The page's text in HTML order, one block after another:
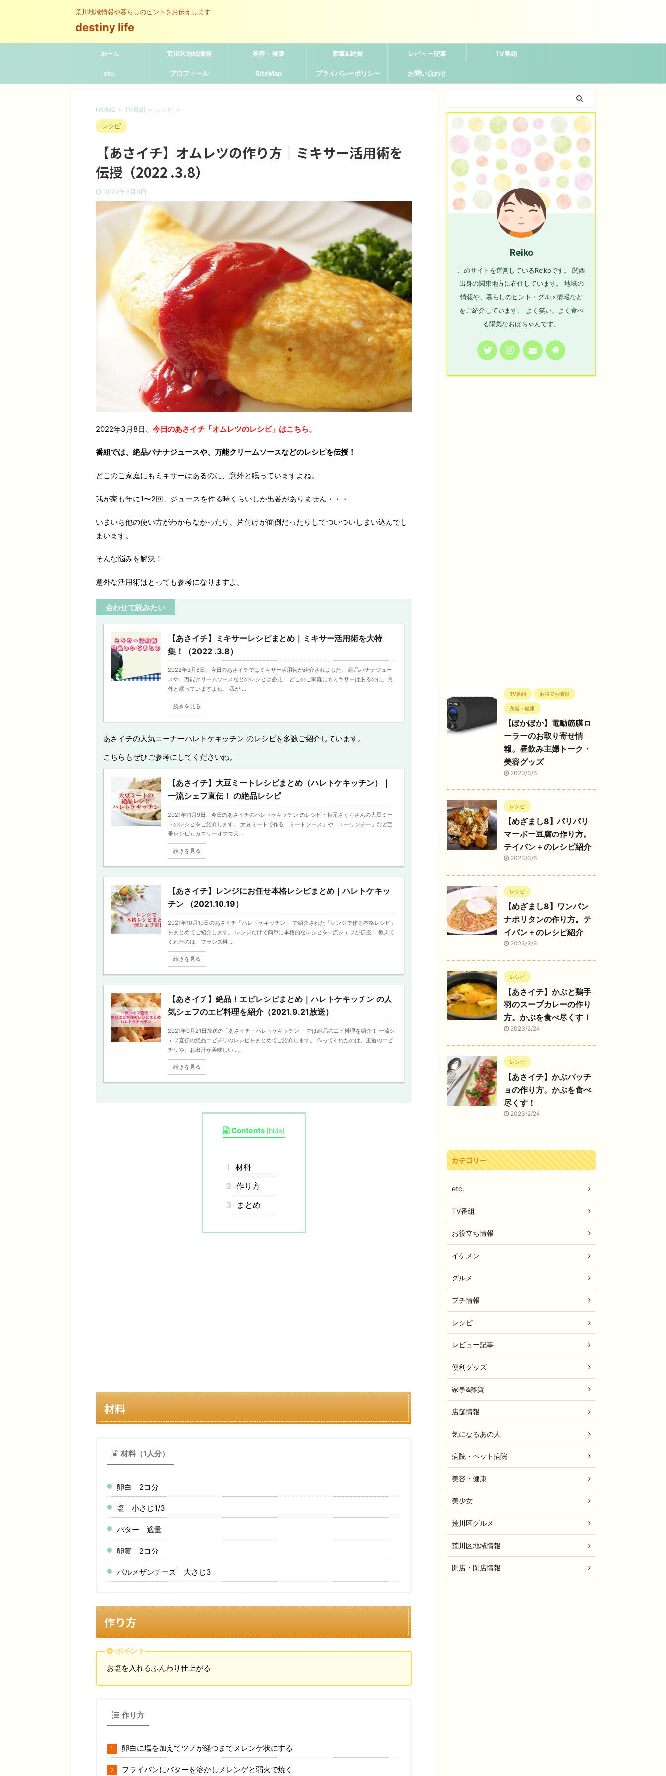
荒川地域情報や暮らしのヒントをお伝えします
destiny life
ホーム 荒川区地域情報 美容・健康 家事&雑貨 レビュー記事 TV番組
etc. プロフィール SiteMap プライバシーポリシー お問い合わせ
HOME > TV番組 > レシピ >
レシピ
【あさイチ】オムレツの作り方｜ミキサー活用術を
伝授（2022 .3.8）
2022年3月8日
2022年3月8日、 今日のあさイチ「オムレツのレシピ」はこちら。
番組では、絶品バナナジュースや、万能クリームソースなどのレシピを伝授！
どこのご家庭にもミキサーはあるのに、意外と眠っていますよね。
我が家も年に1〜2回、ジュースを作る時くらいしか出番がありません・・・
いまいち他の使い方がわからなかったり、片付けが面倒だったりしてついついしまい込んでし
まいます。
そんな悩みを解決！
意外な活用術はとっても参考になりますよ。
合わせて読みたい
【あさイチ】ミキサーレシピまとめ｜ミキサー活用術を大特
集！（2022 .3.8）
2022年3月8日、今日のあさイチではミキサー活用術が紹介されました。 絶品バナナジュー
スや、万能クリームソースなどのレシピは必見！ どこのご家庭にもミキサーはあるのに、意
外と眠っていますよね。 我が ...
続きを見る
あさイチの人気コーナーハレトケキッチン のレシピを多数ご紹介しています。
こちらもぜひご参考にしてくださいね。
【あさイチ】大豆ミートレシピまとめ（ハレトケキッチン）｜
一流シェフ直伝！ の絶品レシピ
2021年11月9日、今日のあさイチのハレトケキッチン のレシピ・秋元さくらさんの大豆ミー
トのレシピをご紹介します。 大豆ミートで作る「ミートソース」や「ユーリンチー」など定
番レシピもカロリーオフで美 ...
続きを見る
【あさイチ】レンジにお任せ本格レシピまとめ｜ハレトケキッ
チン （2021.10.19）
2021年10月19日のあさイチ「ハレトケキッチン 」で紹介された「レンジで作る本格レシピ」
をまとめてご紹介します。 レンジだけで簡単に本格的なレシピを一流シェフが伝授！ 教えて
くれたのは、フランス料 ...
続きを見る
【あさイチ】絶品！エビレシピまとめ｜ハレトケキッチン の人
気シェフのエビ料理を紹介（2021.9.21放送）
2021年9月21日放送の「あさイチ・ハレトケキッチン 」では絶品のエビ料理を紹介！ 一流シ
ェフ直伝の絶品エビチリのレシピをまとめてご紹介します。 作ってくれたのは、王道のエビ
チリや、お出汁が美味しい ...
続きを見る
Contents [hide]
1 材料
2 作り方
3
まとめ
材料
材料（1人分）
卵白 2コ分
塩 小さじ1/3
バター 適量
卵黄 2コ分
パルメザンチーズ 大さじ3
作り方
ポイント
お塩を入れるふんわり仕上がる
作り方
卵白に塩を加えてツノが経つまでメレンゲ状にする
フライパンにバターを溶かしメレンゲと弱火で焼く
Reiko
このサイトを運営しているReikoです。 関西
出身の関東地方に在住しています。 地域の
情報や、暮らしのヒント・グルメ情報など
をご紹介しています。 よく笑い、よく食べ
る陽気なおばちゃんです。
TV番組 お役立ち情報
美容・健康
【ぽかぽか】電動筋膜ロ
ーラーのお取り寄せ情
報。昼飲み主婦トーク・
美容グッズ
2023/3/6
レシピ
【めざまし8】パリパリ
マーボー豆腐の作り方。
テイバン＋のレシピ紹介
2023/3/6
レシピ
【めざまし8】ワンパン
ナポリタンの作り方。テ
イバン＋のレシピ紹介
2023/3/6
レシピ
【あさイチ】かぶと鶏手
羽のスープカレーの作り
方。かぶを食べ尽くす！
2023/2/24
レシピ
【あさイチ】かぶパッチ
ョの作り方。かぶを食べ
尽くす！
2023/2/24
カテゴリー
etc.
TV番組
お役立ち情報
イケメン
グルメ
プチ情報
レシピ
レビュー記事
便利グッズ
家事&雑貨
店舗情報
気になるあの人
病院・ペット病院
美容・健康
美少女
荒川区グルメ
荒川区地域情報
開店・閉店情報